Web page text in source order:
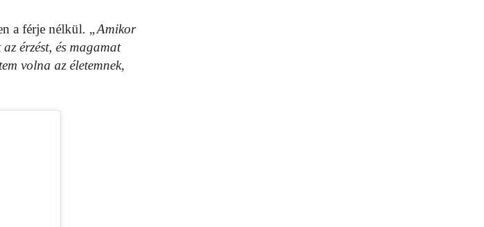
a férje nélkül. „Amikor
érzést, és magamat
volna az életemnek,